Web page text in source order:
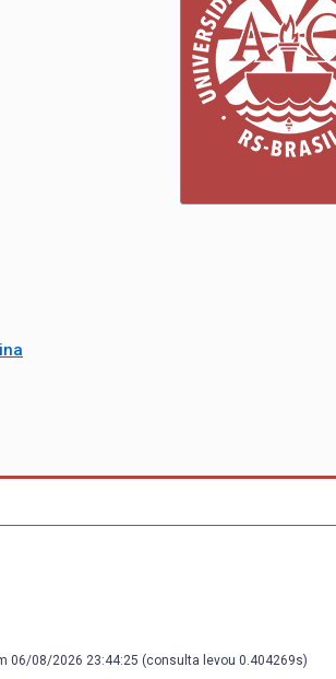
06/08/2026 23:44:25 (consulta levou 0.404269s)